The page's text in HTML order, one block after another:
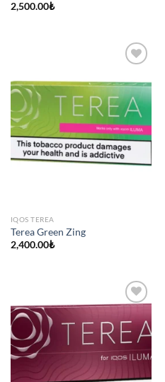
2,500.00₺
IQOS TEREA
Terea Green Zing
2,400.00₺